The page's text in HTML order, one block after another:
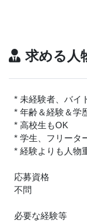
求める人
* 未経験者、バイ
* 年齢＆経験＆学
* 高校生もOK
* 学生、フリータ
* 経験よりも人物
応募資格
不問
必要な経験等